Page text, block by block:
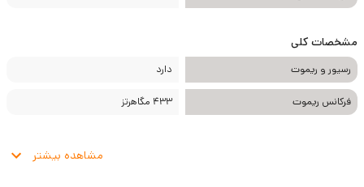
مشخصات کلی
رسیور و ریموت دارد
فرکانس ریموت 433 مگاهرتز
مشاهده بیشتر